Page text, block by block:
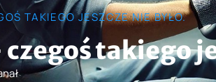
TAKIEGO JESZCZE NIE BYŁO.
czegoś takiego